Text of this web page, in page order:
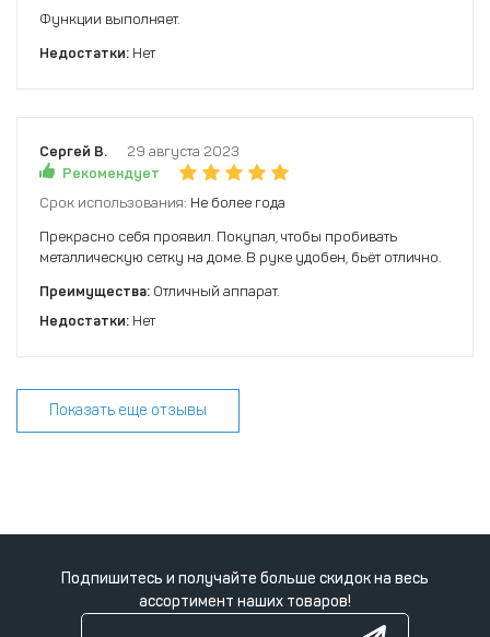
Функции выполняет.
Недостатки: Нет
Сергей В.
29 августа 2023
Рекомендует
Срок использования: Не более года
Прекрасно себя проявил. Покупал, чтобы пробивать
металлическую сетку на доме. В руке удобен, бьёт отлично.
Преимущества: Отличный аппарат.
Недостатки: Нет
Показать еще отзывы
Подпишитесь и получайте больше скидок на весь
ассортимент наших товаров!